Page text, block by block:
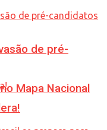
Mapa Nacional
de pré-